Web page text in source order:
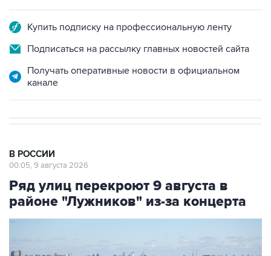
Купить подписку на профессиональную ленту
Подписаться на рассылку главных новостей сайта
Получать оперативные новости в официальном
канале
В РОССИИ
00:05, 9 августа 2026
Ряд улиц перекроют 9 августа в
районе "Лужников" из-за концерта